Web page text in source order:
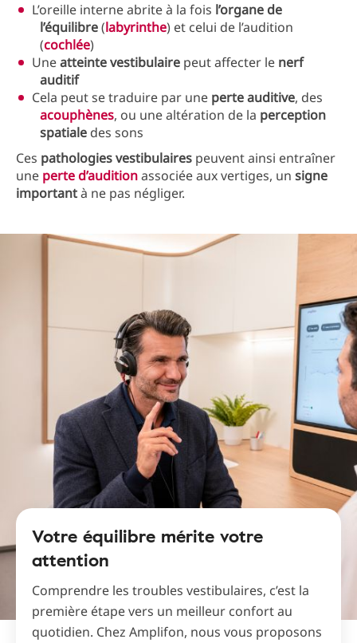
L’oreille interne abrite à la fois l’organe de
l’équilibre(labyrinthe) et celui de l’audition
(cochlée)
Uneatteintevestibulaire peut affecter le nerf
auditif
Cela peut se traduire par une perteauditive, des
acouphènes, ou une altération de la perception
spatiale des sons
Ces pathologiesvestibulaires peuvent ainsi entraîner
une perte d’auditionassociée aux vertiges, un signe
importantà ne pas négliger.
Votre équilibre mérite votre
attention
Comprendre les troubles vestibulaires, c’est la
première étape vers un meilleur confort au
quotidien. Chez Amplifon, nous vous proposons